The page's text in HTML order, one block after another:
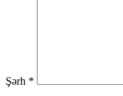
Şərh *